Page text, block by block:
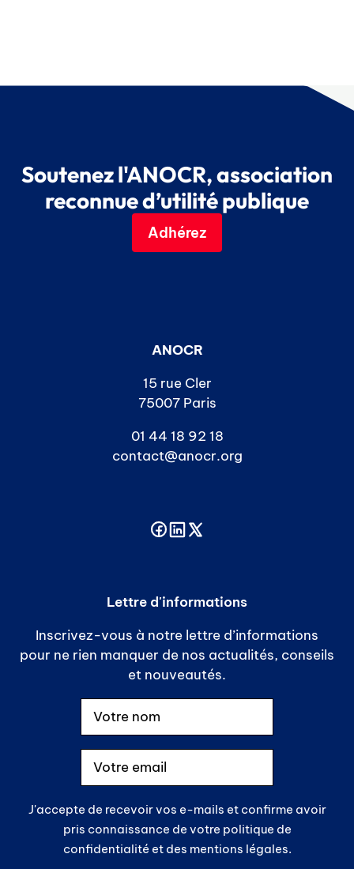
Soutenez l'ANOCR, association
reconnue d’utilité publique
Adhérez
ANOCR
15 rue Cler
75007 Paris
01 44 18 92 18
contact@anocr.org
Lettre d'informations
Inscrivez-vous à notre lettre d’informations
pour ne rien manquer de nos actualités, conseils
et nouveautés.
J'accepte de recevoir vos e-mails et confirme avoir
pris connaissance de votre politique de
confidentialité et des mentions légales.